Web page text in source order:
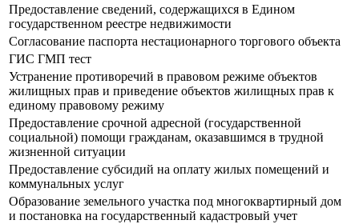
Предоставление сведений, содержащихся в Едином
государственном реестре недвижимости
Согласование паспорта нестационарного торгового объекта
ГИС ГМП тест
Устранение противоречий в правовом режиме объектов
жилищных прав и приведение объектов жилищных прав к
единому правовому режиму
Предоставление срочной адресной (государственной
социальной) помощи гражданам, оказавшимся в трудной
жизненной ситуации
Предоставление субсидий на оплату жилых помещений и
коммунальных услуг
Образование земельного участка под многоквартирный дом
и постановка на государственный кадастровый учет